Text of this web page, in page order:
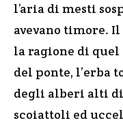
l’aria di mesti
avevano timore.
la ragione di quel
del ponte, l’erba
degli alberi alti
scoiattoli ed